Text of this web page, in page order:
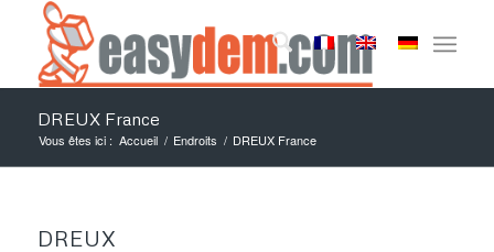
DREUX France
Vous êtes ici : Accueil / Endroits / DREUX France
DREUX